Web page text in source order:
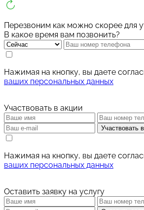
Перезвоним как можно скорее для
В какое время вам позвонить?
Нажимая на кнопку, вы даете
ваших персональных данных
Участвовать в акции
Участвовать
Нажимая на кнопку, вы даете
ваших персональных данных
Оставить заявку на услугу